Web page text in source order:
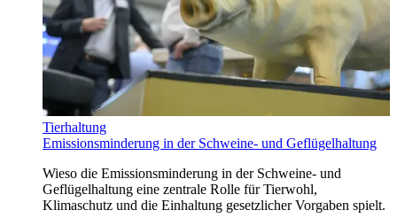
Tierhaltung
Emissionsminderung in der Schweine- und Geflügelhaltung
Wieso die Emissionsminderung in der Schweine- und
Geflügelhaltung eine zentrale Rolle für Tierwohl,
Klimaschutz und die Einhaltung gesetzlicher Vorgaben spielt.